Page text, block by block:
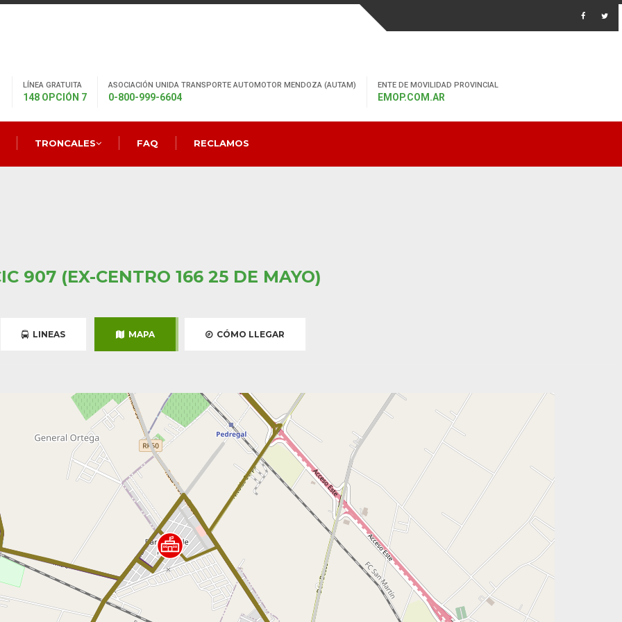
LÍNEA GRATUITA
148 OPCIÓN 7
ASOCIACIÓN UNIDA TRANSPORTE AUTOMOTOR MENDOZA (AUTAM)
0-800-999-6604
ENTE DE MOVILIDAD PROVINCIAL
EMOP.COM.AR
TRONCALES FAQ RECLAMOS
907 (EX-CENTRO 166 25 DE MAYO)
LINEAS MAPA CÓMO LLEGAR